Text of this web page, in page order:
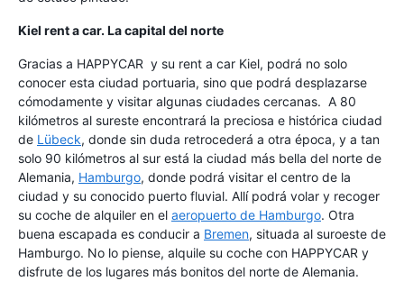
Kiel rent a car. La capital del norte
Gracias a HAPPYCAR y su rent a car Kiel, podrá no solo
conocer esta ciudad portuaria, sino que podrá desplazarse
cómodamente y visitar algunas ciudades cercanas. A 80
kilómetros al sureste encontrará la preciosa e histórica ciudad
de Lübeck, donde sin duda retrocederá a otra época, y a tan
solo 90 kilómetros al sur está la ciudad más bella del norte de
Alemania, Hamburgo, donde podrá visitar el centro de la
ciudad y su conocido puerto fluvial. Allí podrá volar y recoger
su coche de alquiler en el aeropuerto de Hamburgo. Otra
buena escapada es conducir a Bremen, situada al suroeste de
Hamburgo. No lo piense, alquile su coche con HAPPYCAR y
disfrute de los lugares más bonitos del norte de Alemania.